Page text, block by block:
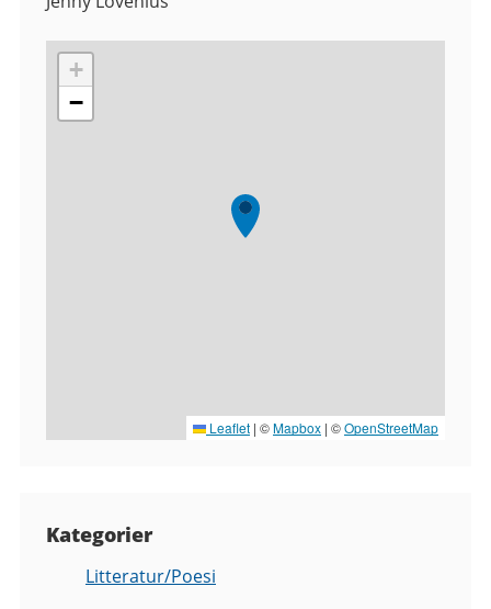
+
−
Leaflet | ©Mapbox | ©OpenStreetMap
Kategorier
Litteratur/Poesi